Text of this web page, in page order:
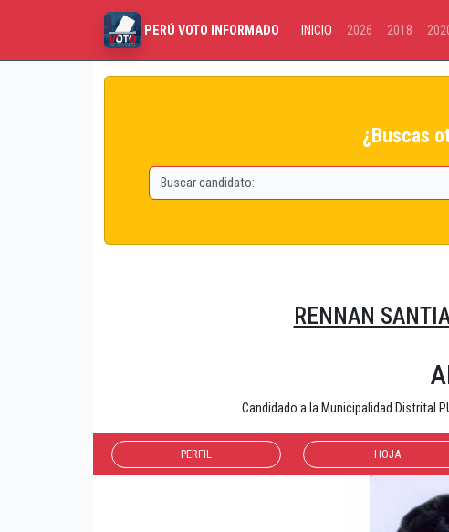
PERÚ VOTO INFORMADO INICIO 2026 2018
¿Buscas
RENNAN
Candidado a la Municipalidad Distrital
PERFIL HOJA